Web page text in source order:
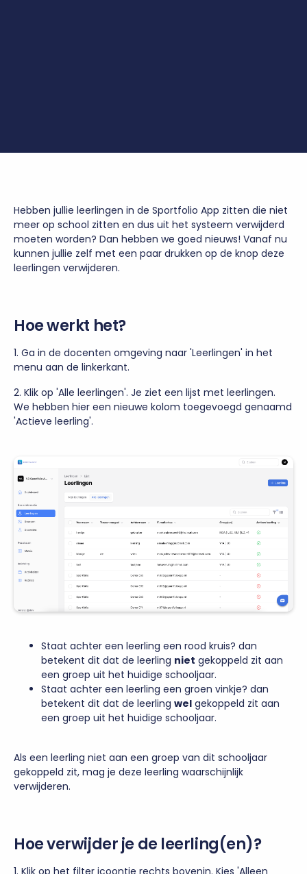
Hebben jullie leerlingen in de Sportfolio App zitten die niet
meer op school zitten en dus uit het systeem verwijderd
moeten worden? Dan hebben we goed nieuws! Vanaf nu
kunnen jullie zelf met een paar drukken op de knop deze
leerlingen verwijderen.
Hoe werkt het?
1. Ga in de docenten omgeving naar 'Leerlingen' in het
menu aan de linkerkant.
2. Klik op 'Alle leerlingen'. Je ziet een lijst met leerlingen.
We hebben hier een nieuwe kolom toegevoegd genaamd
'Actieve leerling'.
Staat achter een leerling een rood kruis? dan
betekent dit dat de leerling niet gekoppeld zit aan
een groep uit het huidige schooljaar.
Staat achter een leerling een groen vinkje? dan
betekent dit dat de leerling wel gekoppeld zit aan
een groep uit het huidige schooljaar.
Als een leerling niet aan een groep van dit schooljaar
gekoppeld zit, mag je deze leerling waarschijnlijk
verwijderen.
Hoe verwijder je de leerling(en)?
1. Klik op het filter icoontje rechts bovenin. Kies 'Alleen